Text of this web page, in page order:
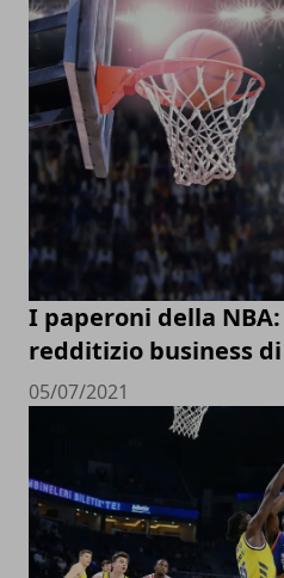
I paperoni della
redditizio business di
05/07/2021